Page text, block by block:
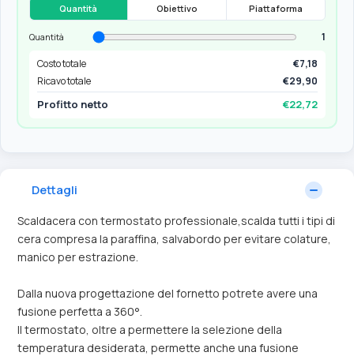
Quantità Obiettivo Piattaforma
Quantità
1
Costo totale
€7,18
Ricavo totale
€29,90
Profitto netto €22,72
Dettagli
Scaldacera con termostato professionale,scalda tutti i tipi di
cera compresa la paraffina, salvabordo per evitare colature,
manico per estrazione.
Dalla nuova progettazione del fornetto potrete avere una
fusione perfetta a 360°.
Il termostato, oltre a permettere la selezione della
temperatura desiderata, permette anche una fusione